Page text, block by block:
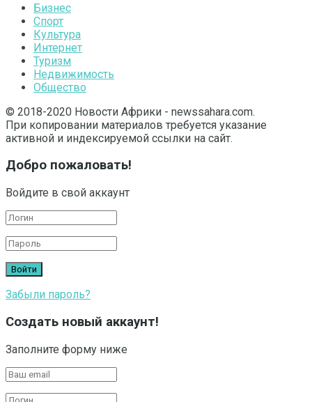
Бизнес
Спорт
Культура
Интернет
Туризм
Недвижимость
Общество
© 2018-2020 Новости Африки - newssahara.com.
При копировании материалов требуется указание
активной и индексируемой ссылки на сайт.
Добро пожаловать!
Войдите в свой аккаунт
Забыли пароль?
Создать новый аккаунт!
Заполните форму ниже